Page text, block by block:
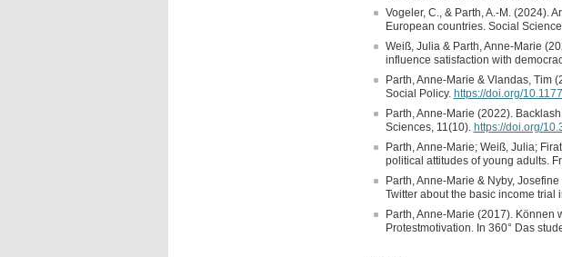
Vogeler, C., & Parth, A.-M. (2024).
European countries. Social
Weiß, Julia & Parth, Anne-Marie
influence satisfaction with
Parth, Anne-Marie & Vlandas, Tim
Social Policy. https://doi.org/
Parth, Anne-Marie (2022).
Sciences, 11(10). https://doi.org/
Parth, Anne-Marie; Weiß, Julia;
political attitudes of young adults.
Parth, Anne-Marie & Nyby,
Twitter about the basic income trial
Parth, Anne-Marie (2017).
Protestmotivation. In 360° Das